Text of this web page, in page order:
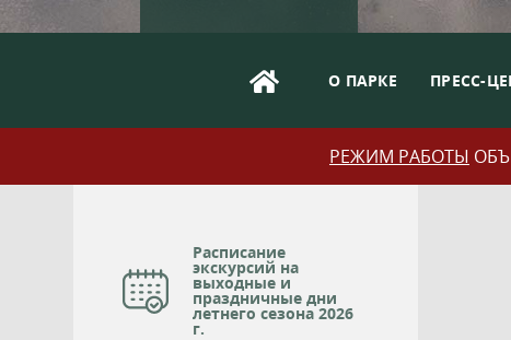
О ПАРКЕ ПРЕСС-
РЕЖИМ РАБОТЫ
Расписание
экскурсий на
выходные и
праздничные дни
летнего сезона 2026
г.